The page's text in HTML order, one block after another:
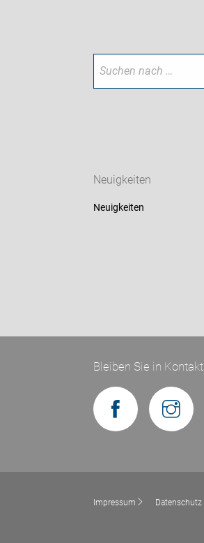
Neuigkeiten
Neuigkeiten
Bleiben Sie in Kontakt
Impressum Datenschutz